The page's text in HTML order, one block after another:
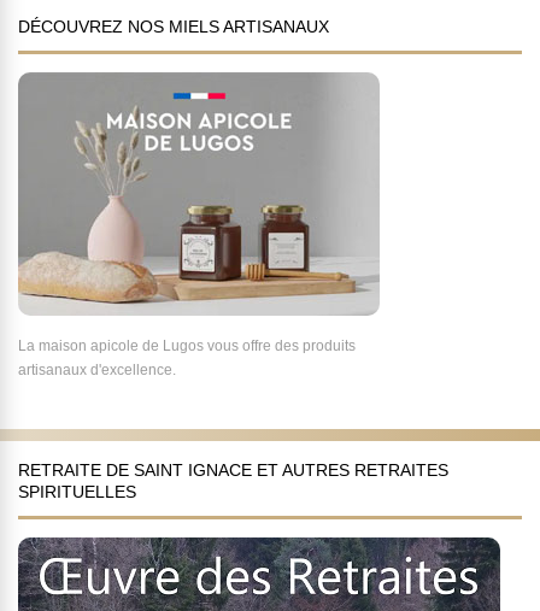
DÉCOUVREZ NOS MIELS ARTISANAUX
La maison apicole de Lugos vous offre des produits
artisanaux d'excellence.
RETRAITE DE SAINT IGNACE ET AUTRES RETRAITES
SPIRITUELLES